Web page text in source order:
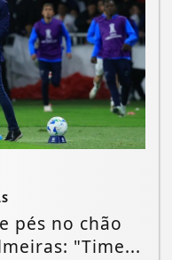
pés no chão
"Time...